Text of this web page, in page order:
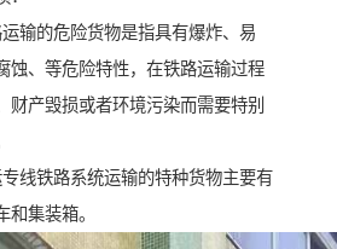
输的危险货物是指具有爆炸、易
蚀、等危险特性，在铁路运输过程
财产毁损或者环境污染而需要特别
线铁路系统运输的特种货物主要有
集装箱。